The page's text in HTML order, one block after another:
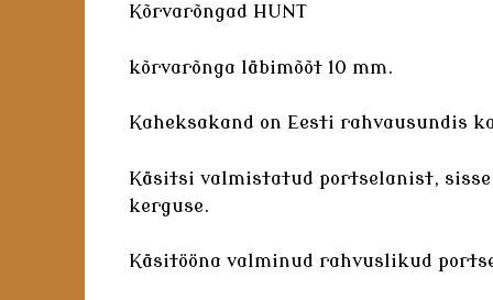
Kõrvarõngad HUNT
kõrvarõnga läbimõõt 10 mm.
Kaheksakand on Eesti rahvausundis
Käsitsi valmistatud portselanist,
kerguse.
Käsitööna valminud rahvuslikud